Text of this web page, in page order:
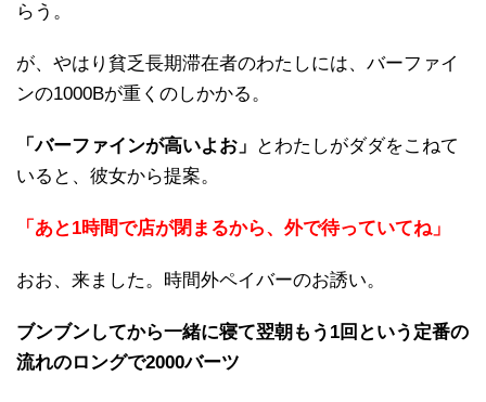
らう。
が、やはり貧乏長期滞在者のわたしには、バーファイ
ンの1000Bが重くのしかかる。
「バーファインが高いよお」
とわたしがダダをこねて
いると、彼女から提案。
「あと1時間で店が閉まるから、外で待っていてね」
おお、来ました。時間外ペイバーのお誘い。
ブンブンしてから一緒に寝て翌朝もう1回という定番の
流れのロングで2000バーツ